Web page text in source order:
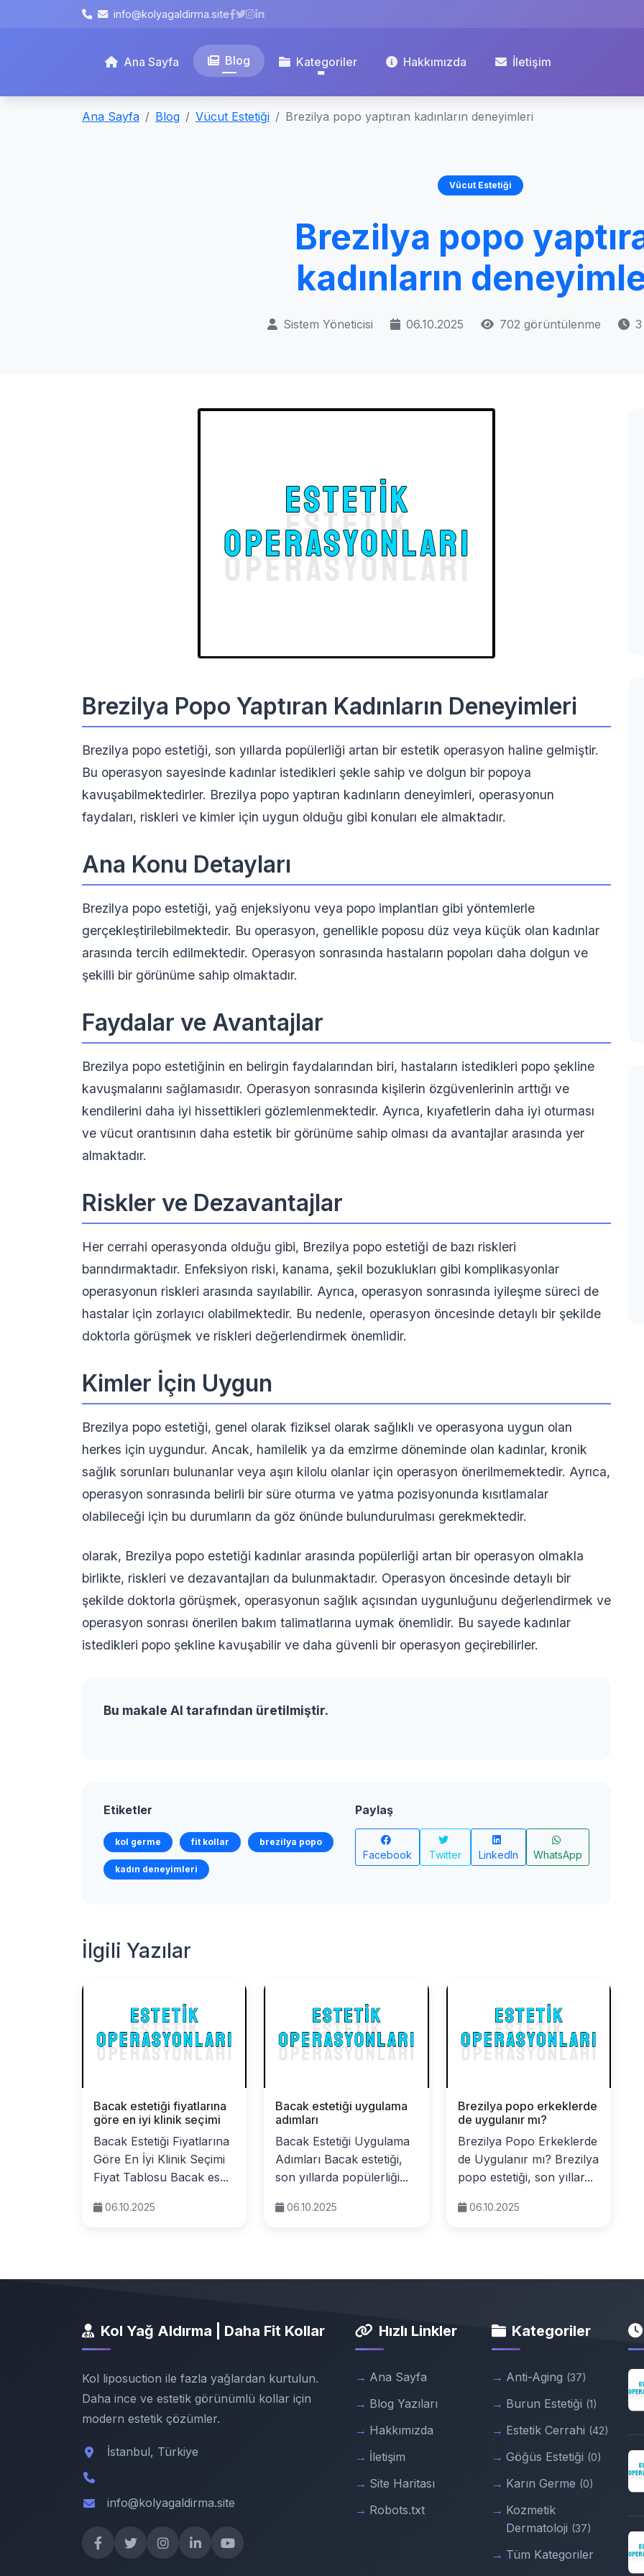
info@kolyagaldirma.site
Ana Sayfa Blog Kategoriler Hakkımızda İletişim
Ana Sayfa Blog Vücut Estetiği Brezilya popo yaptıran kadınların deneyimleri
Vücut Estetiği
Brezilya popo
kadınların
Sistem Yöneticisi 06.10.2025 702 görüntülenme
Brezilya Popo Yaptıran Kadınların Deneyimleri
Brezilya popo estetiği, son yıllarda popülerliği artan bir estetik operasyon haline gelmiştir.
Bu operasyon sayesinde kadınlar istedikleri şekle sahip ve dolgun bir popoya
kavuşabilmektedirler. Brezilya popo yaptıran kadınların deneyimleri, operasyonun
faydaları, riskleri ve kimler için uygun olduğu gibi konuları ele almaktadır.
Ana Konu Detayları
Brezilya popo estetiği, yağ enjeksiyonu veya popo implantları gibi yöntemlerle
gerçekleştirilebilmektedir. Bu operasyon, genellikle poposu düz veya küçük olan kadınlar
arasında tercih edilmektedir. Operasyon sonrasında hastaların popoları daha dolgun ve
şekilli bir görünüme sahip olmaktadır.
Faydalar ve Avantajlar
Brezilya popo estetiğinin en belirgin faydalarından biri, hastaların istedikleri popo şekline
kavuşmalarını sağlamasıdır. Operasyon sonrasında kişilerin özgüvenlerinin arttığı ve
kendilerini daha iyi hissettikleri gözlemlenmektedir. Ayrıca, kıyafetlerin daha iyi oturması
ve vücut orantısının daha estetik bir görünüme sahip olması da avantajlar arasında yer
almaktadır.
Riskler ve Dezavantajlar
Her cerrahi operasyonda olduğu gibi, Brezilya popo estetiği de bazı riskleri
barındırmaktadır. Enfeksiyon riski, kanama, şekil bozuklukları gibi komplikasyonlar
operasyonun riskleri arasında sayılabilir. Ayrıca, operasyon sonrasında iyileşme süreci de
hastalar için zorlayıcı olabilmektedir. Bu nedenle, operasyon öncesinde detaylı bir şekilde
doktorla görüşmek ve riskleri değerlendirmek önemlidir.
Kimler İçin Uygun
Brezilya popo estetiği, genel olarak fiziksel olarak sağlıklı ve operasyona uygun olan
herkes için uygundur. Ancak, hamilelik ya da emzirme döneminde olan kadınlar, kronik
sağlık sorunları bulunanlar veya aşırı kilolu olanlar için operasyon önerilmemektedir. Ayrıca,
operasyon sonrasında belirli bir süre oturma ve yatma pozisyonunda kısıtlamalar
olabileceği için bu durumların da göz önünde bulundurulması gerekmektedir.
olarak, Brezilya popo estetiği kadınlar arasında popülerliği artan bir operasyon olmakla
birlikte, riskleri ve dezavantajları da bulunmaktadır. Operasyon öncesinde detaylı bir
şekilde doktorla görüşmek, operasyonun sağlık açısından uygunluğunu değerlendirmek ve
operasyon sonrası önerilen bakım talimatlarına uymak önemlidir. Bu sayede kadınlar
istedikleri popo şekline kavuşabilir ve daha güvenli bir operasyon geçirebilirler.
Bu makale AI tarafından üretilmiştir.
Etiketler
kol germe fit kollar brezilya popo
kadın deneyimleri
Paylaş
Facebook Twitter LinkedIn WhatsApp
İlgili Yazılar
Bacak estetiği fiyatlarına
göre en iyi klinik seçimi
Bacak Estetiği Fiyatlarına
Göre En İyi Klinik Seçimi
Fiyat Tablosu Bacak es...
06.10.2025
Bacak estetiği uygulama
adımları
Bacak Estetiği Uygulama
Adımları Bacak estetiği,
son yıllarda popülerliği...
06.10.2025
Brezilya popo erkeklerde
de uygulanır mı?
Brezilya Popo Erkeklerde
de Uygulanır mı? Brezilya
popo estetiği, son yıllar...
06.10.2025
Kol Yağ Aldırma | Daha Fit Kollar
Kol liposuction ile fazla yağlardan kurtulun.
Daha ince ve estetik görünümlü kollar için
modern estetik çözümler.
İstanbul, Türkiye
info@kolyagaldirma.site
Hızlı Linkler
Ana Sayfa
Blog Yazıları
Hakkımızda
İletişim
Site Haritası
Robots.txt
Kategoriler
Anti-Aging (37)
Burun Estetiği (1)
Estetik Cerrahi (42)
Göğüs Estetiği (0)
Karın Germe (0)
Kozmetik
Dermatoloji (37)
Tüm Kategoriler